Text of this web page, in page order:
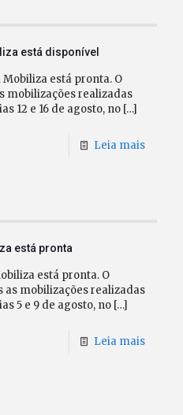
está disponível
está pronta. O
mobilizações realizadas
12 e 16 de agosto, no […]
Leia mais
está pronta
está pronta. O
mobilizações realizadas
5 e 9 de agosto, no […]
Leia mais